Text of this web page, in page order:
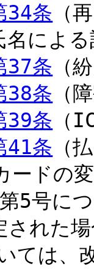
34条 （
名によ
37条 （
38条 （
39条 （
41条 （
ードの
5号に
れた
ては、